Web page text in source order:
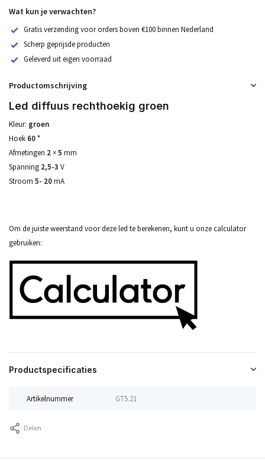
Wat kun je verwachten?
Gratis verzending voor orders boven €100 binnen Nederland
Scherp geprijsde producten
Geleverd uit eigen voorraad
Productomschrijving
Led diffuus rechthoekig groen
Kleur: groen
Hoek 60 °
Afmetingen 2×5 mm
Spanning 2,5-3 V
Stroom 5- 20mA
Om de juiste weerstand voor deze led te berekenen, kunt u onze calculator
gebruiken:
Productspecificaties
Artikelnummer GT5.21
Delen